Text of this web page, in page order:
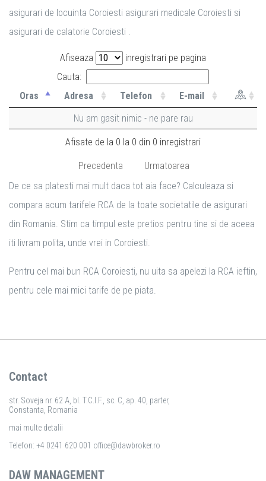
asigurari de locuinta Coroiesti asigurari medicale Coroiesti si
asigurari de calatorie Coroiesti .
Afiseaza
inregistrari pe pagina
Cauta:
Oras
Adresa Telefon
E-mail
Nu am gasit nimic - ne pare rau
Afisate de la 0 la 0 din 0 inregistrari
Precedenta
Urmatoarea
De ce sa platesti mai mult daca tot aia face? Calculeaza si
compara acum tarifele RCA de la toate societatile de asigurari
din Romania. Stim ca timpul este pretios pentru tine si de aceea
iti livram polita, unde vrei in Coroiesti.
Pentru cel mai bun RCA Coroiesti, nu uita sa apelezi la RCA ieftin,
pentru cele mai mici tarife de pe piata.
Contact
str. Soveja nr. 62 A, bl. T.C.I.F., sc. C, ap. 40, parter,
Constanta, Romania
mai multe detalii
Telefon: +4 0241 620 001 office@dawbroker.ro
DAW MANAGEMENT